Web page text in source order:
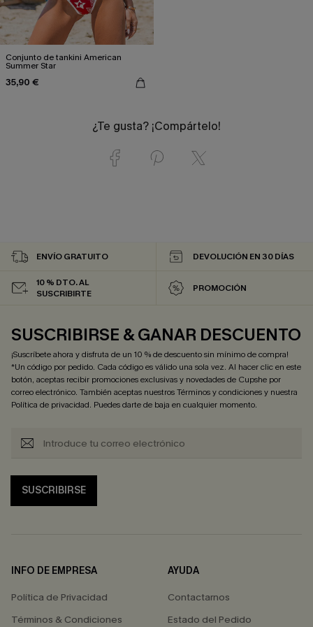
Conjunto de tankini American
Summer Star
35,90 €
¿Te gusta? ¡Compártelo!
ENVÍO GRATUITO DEVOLUCIÓN EN 30 DÍAS
10 % DTO. AL
SUSCRIBIRTE
PROMOCIÓN
SUSCRIBIRSE & GANAR DESCUENTO
¡Suscríbete ahora y disfruta de un 10 % de descuento sin mínimo de compra!
*Un código por pedido. Cada código es válido una sola vez. Al hacer clic en este
botón, aceptas recibir promociones exclusivas y novedades de Cupshe por
correo electrónico. También aceptas nuestrosTérminos y condicionesy nuestra
Política de privacidad. Puedes darte de baja en cualquier momento.
SUSCRIBIRSE
INFO DE EMPRESA
Política de Privacidad
Términos & Condiciones
AYUDA
Contactarnos
Estado del Pedido